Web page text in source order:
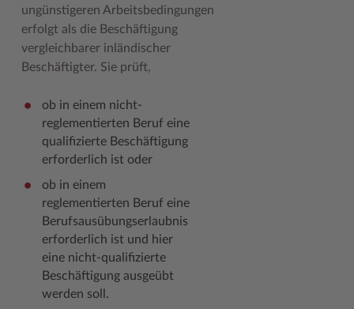
ungünstigeren Arbeitsbedingungen
erfolgt als die Beschäftigung
vergleichbarer inländischer
Beschäftigter. Sie prüft,
ob in einem nicht-
reglementierten Beruf eine
qualifizierte Beschäftigung
erforderlich ist oder
ob in einem
reglementierten Beruf eine
Berufsausübungserlaubnis
erforderlich ist und hier
eine nicht-qualifizierte
Beschäftigung ausgeübt
werden soll.